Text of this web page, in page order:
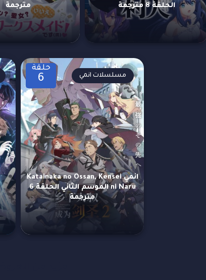
الحلقة 8 مترجمة
مترجمة
حلقة
6
انمي Katainaka no Ossan, Kensei
ni Naru الموسم الثاني الحلقة 6
مترجمة
مسلسلات انمي